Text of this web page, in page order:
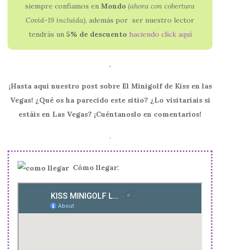
siempre confiamos en Mondo (ahora con cobertura
Covid-19 incluida), además por ser nuestro lector
tendrás un 5% de descuento haciendo click aquí
.
¡Hasta aquí nuestro post sobre El Minigolf de Kiss en las
Vegas! ¿Qué os ha parecido este sitio? ¿Lo visitaríais si
estáis en Las Vegas? ¡Cuéntanoslo en comentarios!
.
Cómo llegar: